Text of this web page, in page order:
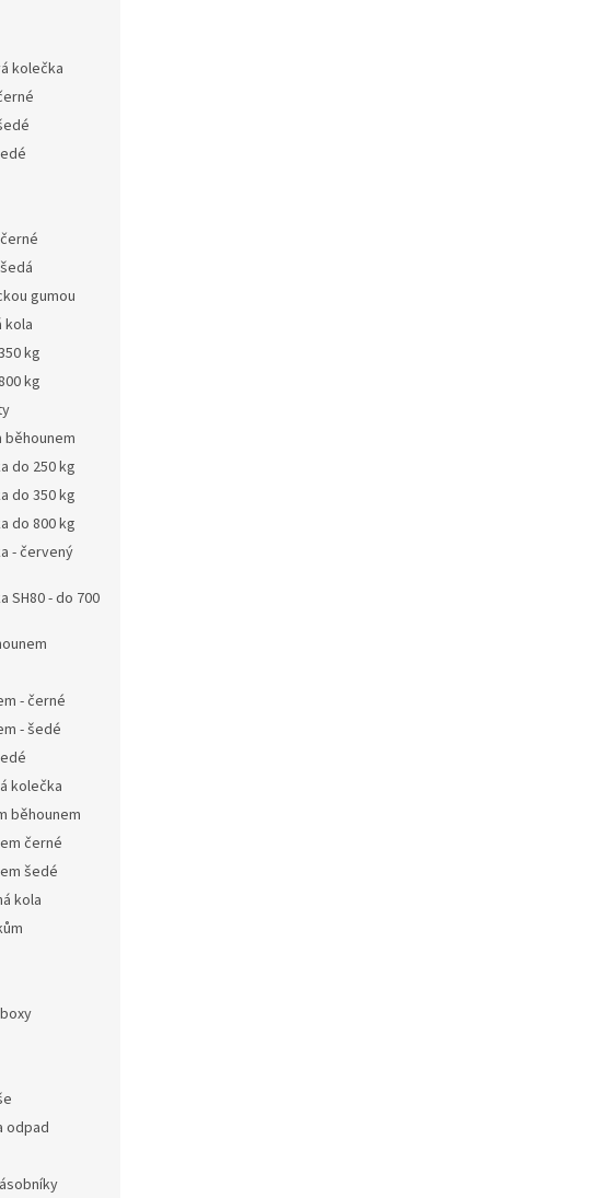
kolečka
gumou
kola
kg
kg
do 250 kg
do 350 kg
do 800 kg
- červený
SH80 - do 700
- černé
- šedé
kolečka
běhounem
černé
šedé
kola
odpad